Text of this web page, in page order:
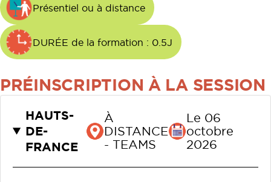
Présentiel ou à distance
DURÉE de la formation : 0.5J
PRÉINSCRIPTION À LA SESSION
HAUTS-
DE-
FRANCE
À
DISTANCE
- TEAMS
Le 06
octobre
2026